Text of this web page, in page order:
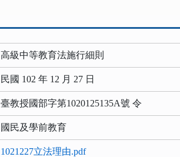
高級中等教育法施行細則
民國 102 年 12 月 27 日
臺教授國部字第1020125135A號 令
國民及學前教育
1021227立法理由.pdf